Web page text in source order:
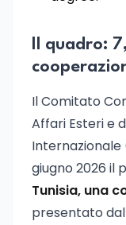
Il quadro:
Il Comitato
Affari Esteri e
Internazionale
giugno 2026 il
Tunisia, una
presentato